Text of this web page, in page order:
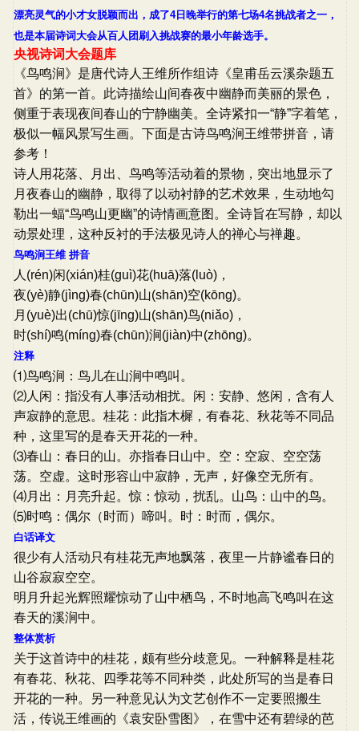
漂亮灵气的小才女脱颖而出，成了4日晚举行的第七场4名挑战者之一，
也是本届诗词大会从百人团刷入挑战赛的最小年龄选手。
央视诗词大会题库
《鸟鸣涧》是唐代诗人王维所作组诗《皇甫岳云溪杂题五
首》的第一首。此诗描绘山间春夜中幽静而美丽的景色，
侧重于表现夜间春山的宁静幽美。全诗紧扣一“静”字着笔，
极似一幅风景写生画。下面是古诗鸟鸣涧王维带拼音，请
参考！
诗人用花落、月出、鸟鸣等活动着的景物，突出地显示了
月夜春山的幽静，取得了以动衬静的艺术效果，生动地勾
勒出一蝠“鸟鸣山更幽”的诗情画意图。全诗旨在写静，却以
动景处理，这种反衬的手法极见诗人的禅心与禅趣。
鸟鸣涧王维 拼音
人(rén)闲(xián)桂(guì)花(huā)落(luò)，
夜(yè)静(jìng)春(chūn)山(shān)空(kōng)。
月(yuè)出(chū)惊(jīng)山(shān)鸟(niǎo)，
时(shí)鸣(míng)春(chūn)涧(jiàn)中(zhōng)。
注释
⑴鸟鸣涧：鸟儿在山涧中鸣叫。
⑵人闲：指没有人事活动相扰。闲：安静、悠闲，含有人
声寂静的意思。桂花：此指木樨，有春花、秋花等不同品
种，这里写的是春天开花的一种。
⑶春山：春日的山。亦指春日山中。空：空寂、空空荡
荡。空虚。这时形容山中寂静，无声，好像空无所有。
⑷月出：月亮升起。惊：惊动，扰乱。山鸟：山中的鸟。
⑸时鸣：偶尔（时而）啼叫。时：时而，偶尔。
白话译文
很少有人活动只有桂花无声地飘落，夜里一片静谧春日的
山谷寂寂空空。
明月升起光辉照耀惊动了山中栖鸟，不时地高飞鸣叫在这
春天的溪涧中。
整体赏析
关于这首诗中的桂花，颇有些分歧意见。一种解释是桂花
有春花、秋花、四季花等不同种类，此处所写的当是春日
开花的一种。另一种意见认为文艺创作不一定要照搬生
活，传说王维画的《袁安卧雪图》，在雪中还有碧绿的芭